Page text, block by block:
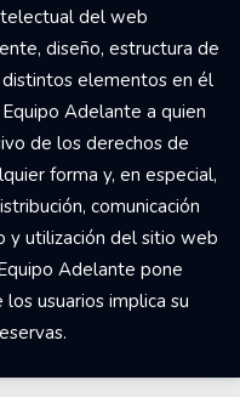
del web
diseño, estructura de
elementos en él
Adelante a quien
de los derechos de
forma y, en especial,
comunicación
y utilización del sitio web
Adelante pone
usuarios implica su